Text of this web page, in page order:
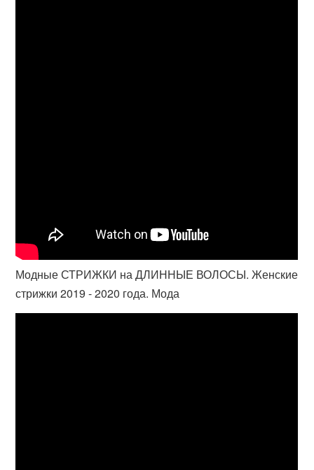
Модные СТРИЖКИ на ДЛИННЫЕ ВОЛОСЫ. Женские
стрижки 2019 - 2020 года. Мода